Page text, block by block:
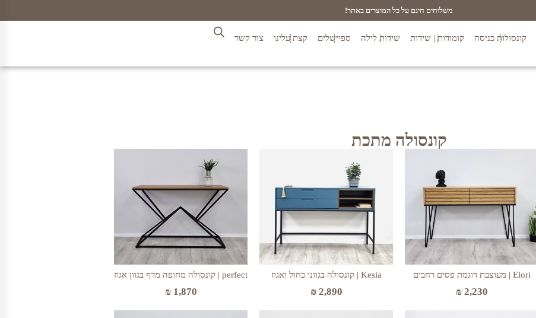
משלוחים חינם על כל המוצרים באתר!
קונסולות כניסה קומודות | שידות שידות לילה ספיישלים קצת עלינו צור קשר
קונסולה מתכת
Elori | מעוצבת דוגמת פסים רחבים
₪2,230
Kesia | קונסולה בגווני כחול ואגוז
₪2,890
perfect | קונסולה מחופה מדף בגוון אגוז
₪1,870